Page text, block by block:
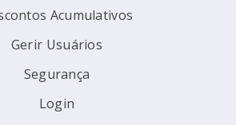
Acumulativos
Gerir Usuários
Segurança
Login